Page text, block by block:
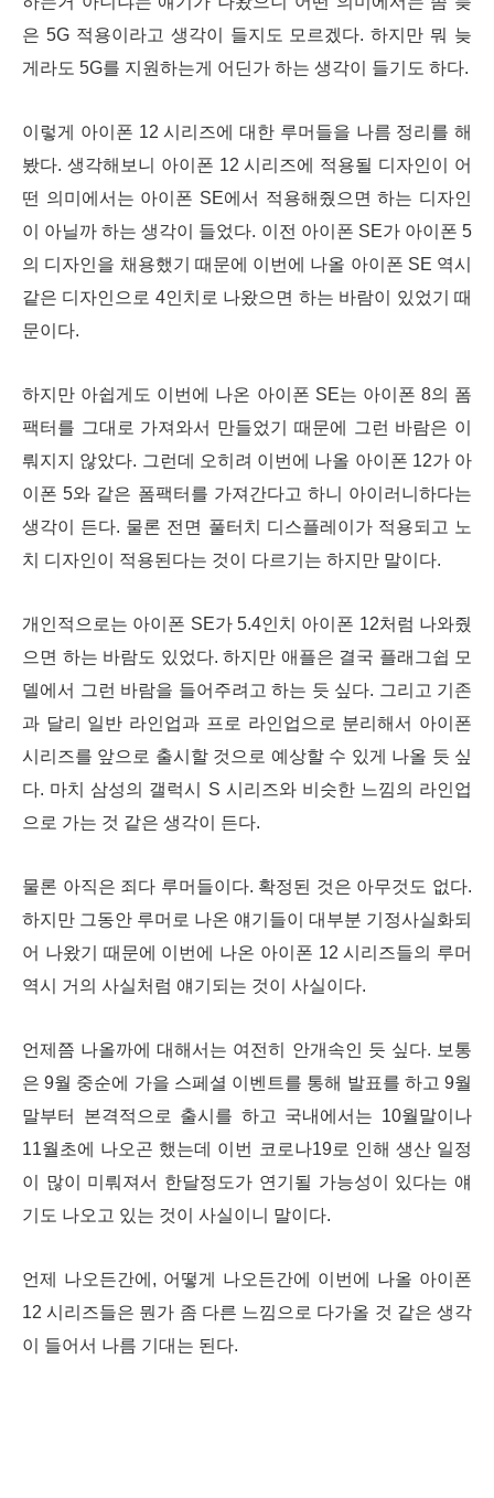
은 5G 적용이라고 생각이 들지도 모르겠다. 하지만 뭐 늦
게라도 5G를 지원하는게 어딘가 하는 생각이 들기도 하다.
이렇게 아이폰 12 시리즈에 대한 루머들을 나름 정리를 해
봤다. 생각해보니 아이폰 12 시리즈에 적용될 디자인이 어
떤 의미에서는 아이폰 SE에서 적용해줬으면 하는 디자인
이 아닐까 하는 생각이 들었다. 이전 아이폰 SE가 아이폰 5
의 디자인을 채용했기 때문에 이번에 나올 아이폰 SE 역시
같은 디자인으로 4인치로 나왔으면 하는 바람이 있었기 때
문이다.
하지만 아쉽게도 이번에 나온 아이폰 SE는 아이폰 8의 폼
팩터를 그대로 가져와서 만들었기 때문에 그런 바람은 이
뤄지지 않았다. 그런데 오히려 이번에 나올 아이폰 12가 아
이폰 5와 같은 폼팩터를 가져간다고 하니 아이러니하다는
생각이 든다. 물론 전면 풀터치 디스플레이가 적용되고 노
치 디자인이 적용된다는 것이 다르기는 하지만 말이다.
개인적으로는 아이폰 SE가 5.4인치 아이폰 12처럼 나와줬
으면 하는 바람도 있었다. 하지만 애플은 결국 플래그쉽 모
델에서 그런 바람을 들어주려고 하는 듯 싶다. 그리고 기존
과 달리 일반 라인업과 프로 라인업으로 분리해서 아이폰
시리즈를 앞으로 출시할 것으로 예상할 수 있게 나올 듯 싶
다. 마치 삼성의 갤럭시 S 시리즈와 비슷한 느낌의 라인업
으로 가는 것 같은 생각이 든다.
물론 아직은 죄다 루머들이다. 확정된 것은 아무것도 없다.
하지만 그동안 루머로 나온 얘기들이 대부분 기정사실화되
어 나왔기 때문에 이번에 나온 아이폰 12 시리즈들의 루머
역시 거의 사실처럼 얘기되는 것이 사실이다.
언제쯤 나올까에 대해서는 여전히 안개속인 듯 싶다. 보통
은 9월 중순에 가을 스페셜 이벤트를 통해 발표를 하고 9월
말부터 본격적으로 출시를 하고 국내에서는 10월말이나
11월초에 나오곤 했는데 이번 코로나19로 인해 생산 일정
이 많이 미뤄져서 한달정도가 연기될 가능성이 있다는 얘
기도 나오고 있는 것이 사실이니 말이다.
언제 나오든간에, 어떻게 나오든간에 이번에 나올 아이폰
12 시리즈들은 뭔가 좀 다른 느낌으로 다가올 것 같은 생각
이 들어서 나름 기대는 된다.